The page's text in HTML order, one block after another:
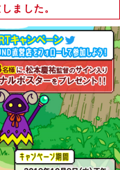
ました。